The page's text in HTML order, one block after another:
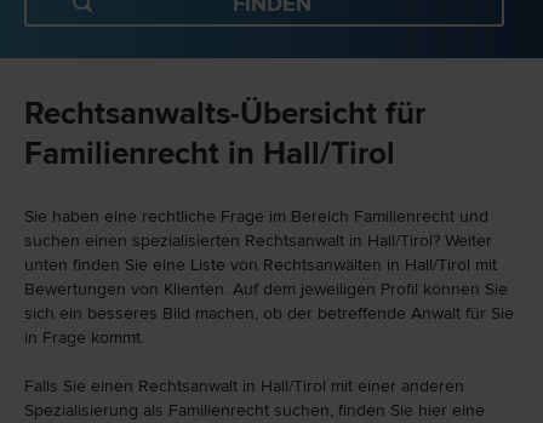
Rechtsanwalts-Übersicht für
Familienrecht in Hall/Tirol
Sie haben eine rechtliche Frage im Bereich Familienrecht und
suchen einen spezialisierten Rechtsanwalt in Hall/Tirol? Weiter
unten finden Sie eine Liste von Rechtsanwälten in Hall/Tirol mit
Bewertungen von Klienten. Auf dem jeweiligen Profil können Sie
sich ein besseres Bild machen, ob der betreffende Anwalt für Sie
in Frage kommt.
Falls Sie einen Rechtsanwalt in Hall/Tirol mit einer anderen
Spezialisierung als Familienrecht suchen, finden Sie hier eine